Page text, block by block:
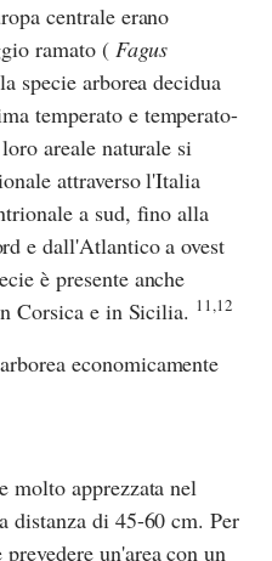
centrale erano
ramato ( Fagus
specie arborea decidua
temperato e temperato-
areale naturale si
attraverso l'Italia
a sud, fino alla
e dall'Atlantico a ovest
è presente anche
Corsica e in Sicilia. 11,12
economicamente
molto apprezzata nel
distanza di 45-60 cm. Per
un'area con un